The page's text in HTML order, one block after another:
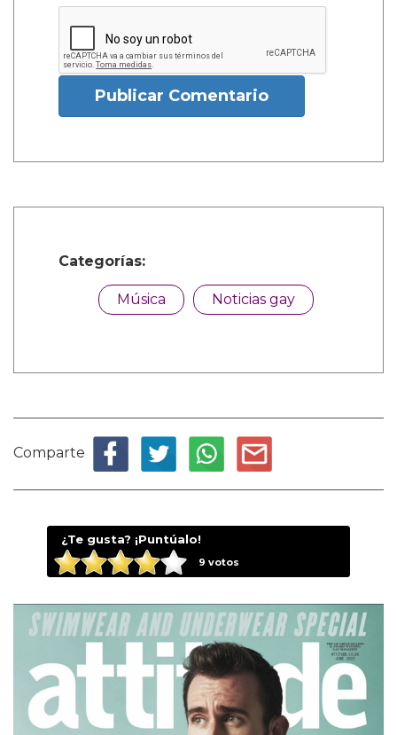
Publicar Comentario
Categorías:
Música Noticias gay
Comparte
¿Te gusta? ¡Puntúalo!
9 votos